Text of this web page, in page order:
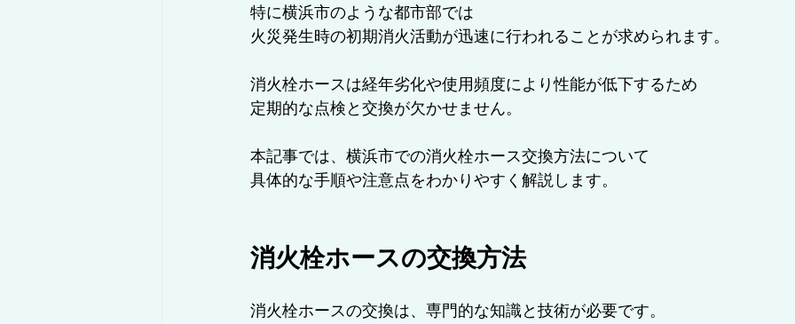
◇コラム/設備紹介・解説 ◇コラム/耐用年数・更新期限
特に横浜市のような都市部では
火災発生時の初期消火活動が迅速に行われることが求められます。
消火栓ホースは経年劣化や使用頻度により性能が低下するため
定期的な点検と交換が欠かせません。
本記事では、横浜市での消火栓ホース交換方法について
具体的な手順や注意点をわかりやすく解説します。
消火栓ホースの交換方法
消火栓ホースの交換は、専門的な知識と技術が必要です。